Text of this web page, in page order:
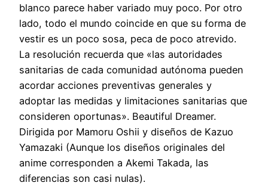
blanco parece haber variado muy poco. Por otro
lado, todo el mundo coincide en que su forma de
vestir es un poco sosa, peca de poco atrevido.
La resolución recuerda que «las autoridades
sanitarias de cada comunidad autónoma pueden
acordar acciones preventivas generales y
adoptar las medidas y limitaciones sanitarias que
consideren oportunas». Beautiful Dreamer.
Dirigida por Mamoru Oshii y diseños de Kazuo
Yamazaki (Aunque los diseños originales del
anime corresponden a Akemi Takada, las
diferencias son casi nulas).